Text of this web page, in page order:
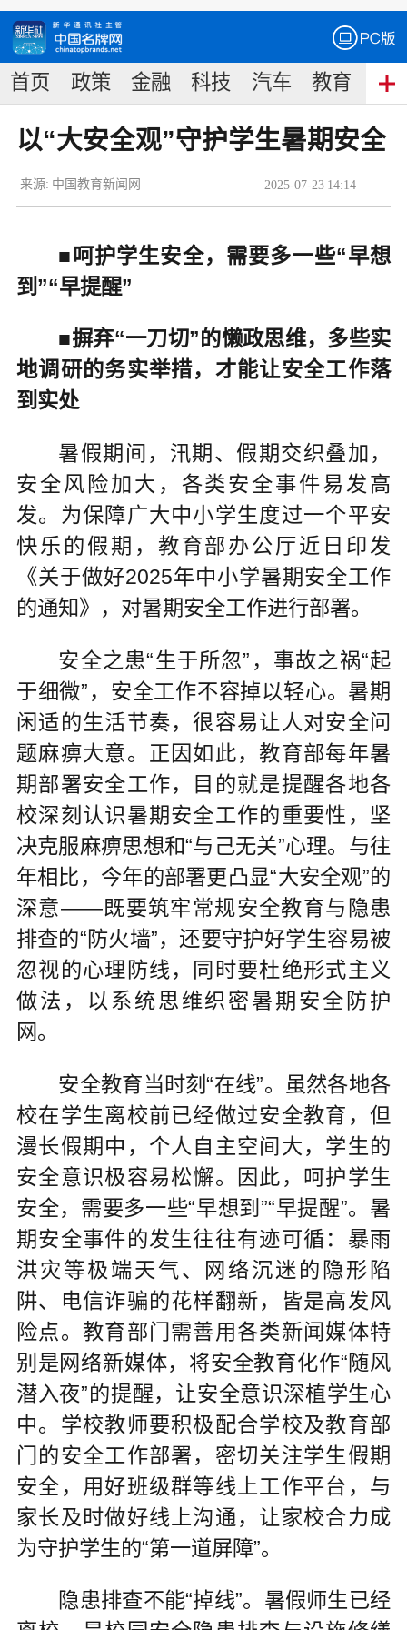
首页 政策 金融 科技 汽车 教育 食
以“大安全观”守护学生暑期安全
2025-07-23 14:14
来源: 中国教育新闻网
■呵护学生安全，需要多一些“早想
到”“早提醒”
■摒弃“一刀切”的懒政思维，多些实
地调研的务实举措，才能让安全工作落
到实处
暑假期间，汛期、假期交织叠加，
安全风险加大，各类安全事件易发高
发。为保障广大中小学生度过一个平安
快乐的假期，教育部办公厅近日印发
《关于做好2025年中小学暑期安全工作
的通知》，对暑期安全工作进行部署。
安全之患“生于所忽”，事故之祸“起
于细微”，安全工作不容掉以轻心。暑期
闲适的生活节奏，很容易让人对安全问
题麻痹大意。正因如此，教育部每年暑
期部署安全工作，目的就是提醒各地各
校深刻认识暑期安全工作的重要性，坚
决克服麻痹思想和“与己无关”心理。与往
年相比，今年的部署更凸显“大安全观”的
深意——既要筑牢常规安全教育与隐患
排查的“防火墙”，还要守护好学生容易被
忽视的心理防线，同时要杜绝形式主义
做法，以系统思维织密暑期安全防护
网。
安全教育当时刻“在线”。虽然各地各
校在学生离校前已经做过安全教育，但
漫长假期中，个人自主空间大，学生的
安全意识极容易松懈。因此，呵护学生
安全，需要多一些“早想到”“早提醒”。暑
期安全事件的发生往往有迹可循：暴雨
洪灾等极端天气、网络沉迷的隐形陷
阱、电信诈骗的花样翻新，皆是高发风
险点。教育部门需善用各类新闻媒体特
别是网络新媒体，将安全教育化作“随风
潜入夜”的提醒，让安全意识深植学生心
中。学校教师要积极配合学校及教育部
门的安全工作部署，密切关注学生假期
安全，用好班级群等线上工作平台，与
家长及时做好线上沟通，让家校合力成
为守护学生的“第一道屏障”。
隐患排查不能“掉线”。暑假师生已经